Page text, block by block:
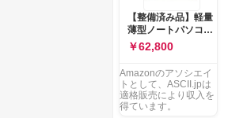
搭載 Windows 11 重
量1.7kg Wi-Fi 6E ク
ワイエットブルー
M1502NAQ-
【整備済み品】軽量
薄型ノートパソコン
dynabook G83 ■
13.3型
FHD(1920x1080) -
高性能第11世代Core
i5-1135G7 - メモリ
16GB - SSD 256GB
￥62,800
Amazonのアソシエイ
トとして、ASCII.jpは
適格販売により収入を
得ています。